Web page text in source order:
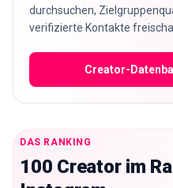
durchsuchen,
verifizierte Kontakte
Creator-
DAS RANKING
100 Creator im